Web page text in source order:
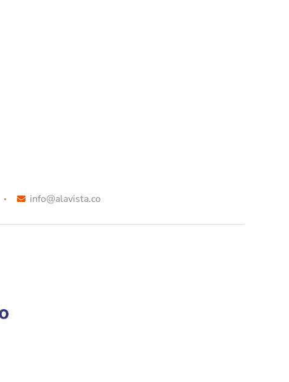
info@alavista.co